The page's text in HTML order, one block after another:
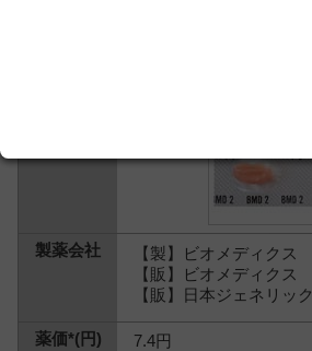
【製】ビオメディクス
【販】ビオメディクス
【販】日本ジェネリック
7.4円